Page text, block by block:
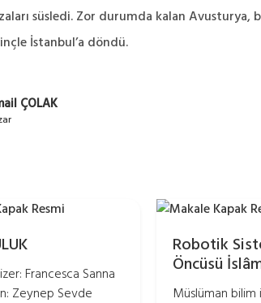
süsledi. Zor durumda kalan Avusturya,
İstanbul’a döndü.
ÇOLAK
Francesca Sanna
Zeynep Sevde
Robotik
Öncüsü
Müslüman bilim